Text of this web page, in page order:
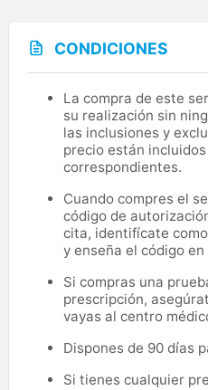
CONDICIONES
La compra de este
su realización sin
las inclusiones y
precio están
correspondientes.
Cuando compres el
código de
cita, identifícate
y enseña el código
Si compras una
prescripción,
vayas al centro
Dispones de 90 días
Si tienes cualquier